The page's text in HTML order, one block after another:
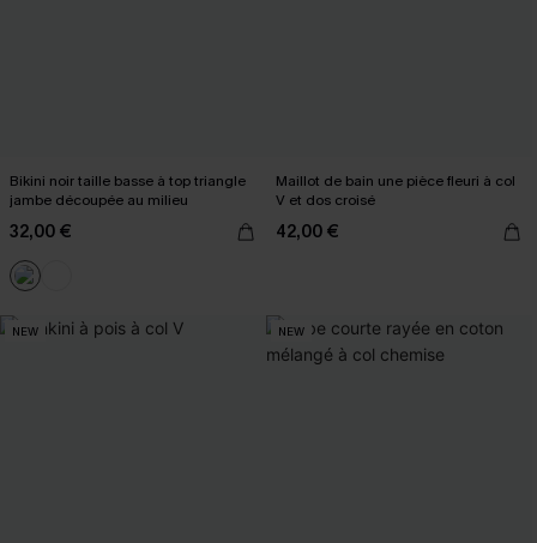
Bikini noir taille basse à top triangle
jambe découpée au milieu
32,00 €
Maillot de bain une pièce fleuri à col
V et dos croisé
42,00 €
NEW NEW